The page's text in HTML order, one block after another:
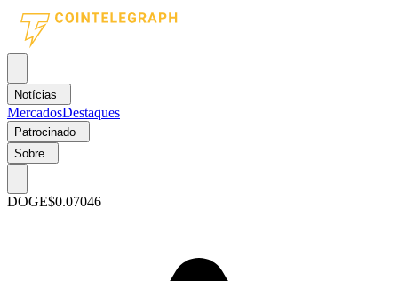
Notícias
MercadosDestaques
Patrocinado
Sobre
DOGE$0.07046